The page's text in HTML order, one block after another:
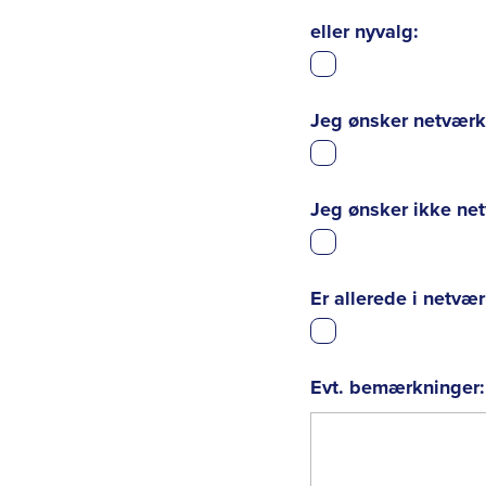
eller nyvalg:
Jeg ønsker
Jeg ønsker ikke
Er allerede i
Evt. bemærkninger: